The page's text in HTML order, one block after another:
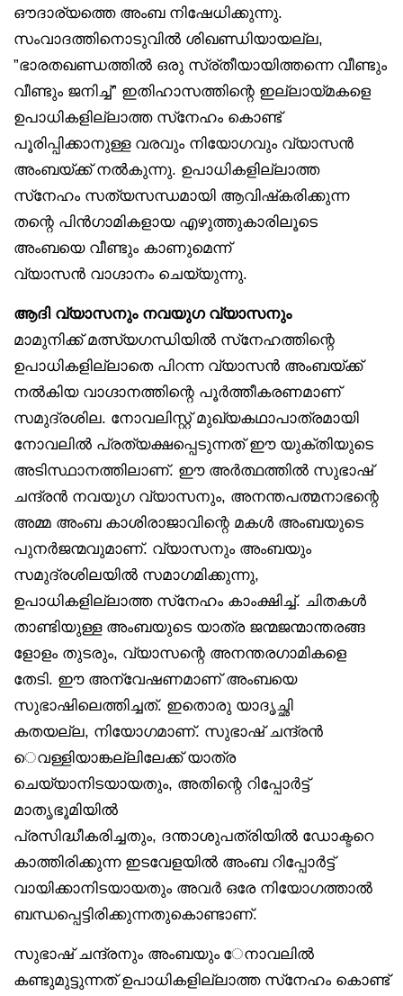
ഔദാര്യത്തെ അംബ നിഷേധിക്കുന്നു.
സംവാദത്തിനൊടുവിൽ ശിഖണ്ഡിയായല്ല,
”ഭാരതഖണ്ഡത്തിൽ ഒരു സ്ര്തീയായിത്തന്നെ വീണ്ടും
വീണ്ടും ജനിച്ച്” ഇതിഹാസത്തിന്റെ ഇല്ലായ്മകളെ
ഉപാധികളില്ലാത്ത സ്‌നേഹം കൊണ്ട്
പൂരിപ്പിക്കാനുള്ള വരവും നിയോഗവും വ്യാസൻ
അംബയ്ക്ക് നൽകുന്നു. ഉപാധികളില്ലാത്ത
സ്‌നേഹം സത്യസന്ധമായി ആവിഷ്‌കരിക്കുന്ന
തന്റെ പിൻഗാമികളായ എഴുത്തുകാരിലൂടെ
അംബയെ വീണ്ടും കാണുമെന്ന്
വ്യാസൻ വാഗ്ദാനം ചെയ്യുന്നു.
ആദി വ്യാസനും നവയുഗ വ്യാസനും
മാമുനിക്ക് മത്സ്യഗന്ധിയിൽ സ്‌നേഹത്തിന്റെ
ഉപാധികളില്ലാതെ പിറന്ന വ്യാസൻ അംബയ്ക്ക്
നൽകിയ വാഗ്ദാനത്തിന്റെ പൂർത്തീകരണമാണ്
സമുദ്രശില. നോവലിസ്റ്റ് മുഖ്യകഥാപാത്രമായി
നോവലിൽ പ്രത്യക്ഷപ്പെടുന്നത് ഈ യുക്തിയുടെ
അടിസ്ഥാനത്തിലാണ്. ഈ അർത്ഥത്തിൽ സുഭാഷ്
ചന്ദ്രൻ നവയുഗ വ്യാസനും, അനന്തപത്മനാഭന്റെ
അമ്മ അംബ കാശിരാജാവിന്റെ മകൾ അംബയുടെ
പുനർജന്മവുമാണ്. വ്യാസനും അംബയും
സമുദ്രശിലയിൽ സമാഗമിക്കുന്നു,
ഉപാധികളില്ലാത്ത സ്‌നേഹം കാംക്ഷിച്ച്. ചിതകൾ
താണ്ടിയുള്ള അംബയുടെ യാത്ര ജന്മജന്മാന്തരങ്ങ
ളോളം തുടരും, വ്യാസന്റെ അനന്തരഗാമികളെ
തേടി. ഈ അന്വേഷണമാണ് അംബയെ
സുഭാഷിലെത്തിച്ചത്. ഇതൊരു യാദൃച്ഛി
കതയല്ല, നിയോഗമാണ്. സുഭാഷ് ചന്ദ്രൻ
െവള്ളിയാങ്കല്ലിലേക്ക് യാത്ര
ചെയ്യാനിടയായതും, അതിന്റെ റിപ്പോർട്ട്
മാതൃഭൂമിയിൽ
പ്രസിദ്ധീകരിച്ചതും, ദന്താശുപത്രിയിൽ ഡോക്ടറെ
കാത്തിരിക്കുന്ന ഇടവേളയിൽ അംബ റിപ്പോർട്ട്
വായിക്കാനിടയായതും അവർ ഒരേ നിയോഗത്താൽ
ബന്ധപ്പെട്ടിരിക്കുന്നതുകൊണ്ടാണ്.
സുഭാഷ് ചന്ദ്രനും അംബയും േനാവലിൽ
കണ്ടുമുട്ടുന്നത് ഉപാധികളില്ലാത്ത സ്‌നേഹം കൊണ്ട്